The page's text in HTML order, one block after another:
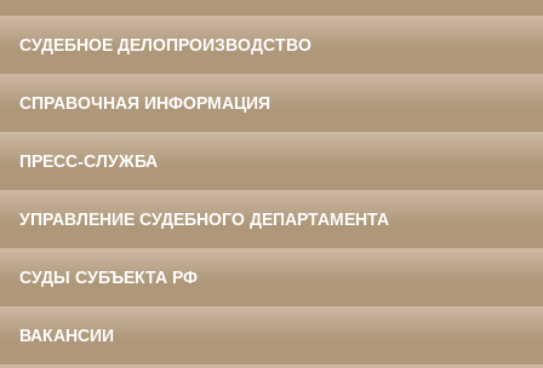
СУДЕБНОЕ ДЕЛОПРОИЗВОДСТВО
СПРАВОЧНАЯ ИНФОРМАЦИЯ
ПРЕСС-СЛУЖБА
УПРАВЛЕНИЕ СУДЕБНОГО ДЕПАРТАМЕНТА
СУДЫ СУБЪЕКТА РФ
ВАКАНСИИ